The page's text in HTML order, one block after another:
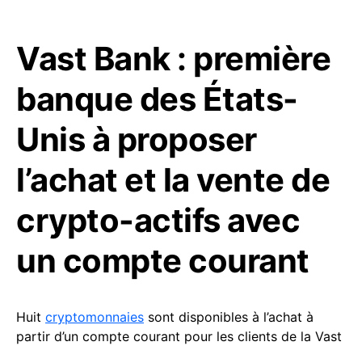
Vast Bank : première
banque des États-
Unis à proposer
l’achat et la vente de
crypto-actifs avec
un compte courant
Huit cryptomonnaies sont disponibles à l’achat à
partir d’un compte courant pour les clients de la Vast